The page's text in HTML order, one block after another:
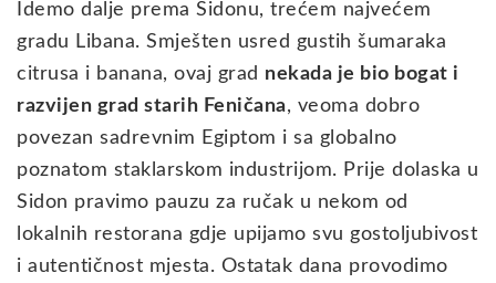
Idemo dalje prema Sidonu, trećem najvećem
gradu Libana. Smješten usred gustih šumaraka
citrusa i banana, ovaj grad nekada je bio bogat i
razvijen grad starih Feničana, veoma dobro
povezan sadrevnim Egiptom i sa globalno
poznatom staklarskom industrijom. Prije dolaska u
Sidon pravimo pauzu za ručak u nekom od
lokalnih restorana gdje upijamo svu gostoljubivost
i autentičnost mjesta. Ostatak dana provodimo